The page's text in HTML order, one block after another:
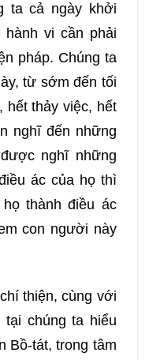
ta cả ngày khởi
hành vi cần phải
pháp. Chúng ta
từ sớm đến tối
hết thảy việc, hết
nghĩ đến những
nghĩ những
ác của họ thì
thành điều ác
con người này
thiện, cùng với
tại chúng ta hiểu
Bồ-tát, trong tâm